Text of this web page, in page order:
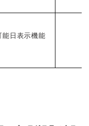
能日表示機能